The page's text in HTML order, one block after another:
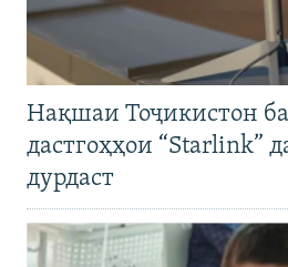
Нақшаи Тоҷикистон
дастгоҳҳои “Starlink”
дурдаст